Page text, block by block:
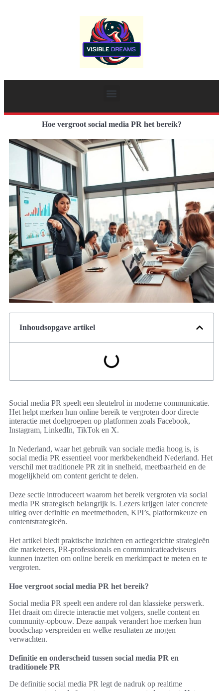
Hoe vergroot social media PR het bereik?
Inhoudsopgave artikel
Social media PR speelt een sleutelrol in moderne communicatie.
Het helpt merken hun online bereik te vergroten door directe
interactie met doelgroepen op platformen zoals Facebook,
Instagram, LinkedIn, TikTok en X.
In Nederland, waar het gebruik van sociale media hoog is, is
social media PR essentieel voor merkbekendheid Nederland. Het
verschil met traditionele PR zit in snelheid, meetbaarheid en de
mogelijkheid om content gericht te delen.
Deze sectie introduceert waarom het bereik vergroten via social
media PR strategisch belangrijk is. Lezers krijgen later concrete
uitleg over definitie en meetmethoden, KPI’s, platformkeuze en
contentstrategieën.
Het artikel biedt praktische inzichten en actiegerichte strategieën
die marketeers, PR-professionals en communicatieadviseurs
kunnen inzetten om online bereik en merkimpact te meten en te
vergroten.
Hoe vergroot social media PR het bereik?
Social media PR speelt een andere rol dan klassieke perswerk.
Het draait om directe interactie met volgers, snelle content en
community-opbouw. Deze aanpak verandert hoe merken hun
boodschap verspreiden en welke resultaten ze mogen
verwachten.
Definitie en onderscheid tussen social media PR en
traditionele PR
De definitie social media PR legt de nadruk op realtime